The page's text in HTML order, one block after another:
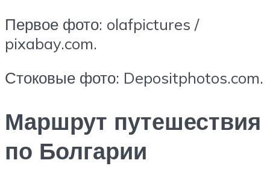
Первое фото: olafpictures /
pixabay.com.
Стоковые фото: Depositphotos.com.
Маршрут путешествия
по Болгарии